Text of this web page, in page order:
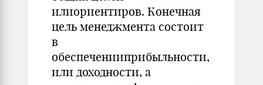
илиориентиров. Конечная
цель менеджмента состоит
в
обеспеченииприбыльности,
или доходности, а